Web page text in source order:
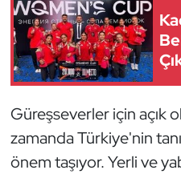
Güreşseverler için açık
zamanda Türkiye'nin
önem taşıyor. Yerli ve
Okçuluk
Optimist
Oryantiring
Özel Sporcular